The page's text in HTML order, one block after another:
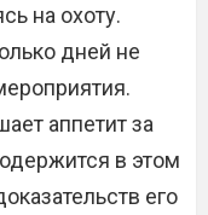
на охоту.
дней не
аппетит за
в этом
его